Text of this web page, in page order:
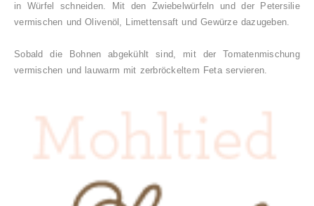
in Würfel schneiden. Mit den Zwiebelwürfeln und der Petersilie
vermischen und Olivenöl, Limettensaft und Gewürze dazugeben.
Sobald die Bohnen abgekühlt sind, mit der Tomatenmischung
vermischen und lauwarm mit zerbröckeltem Feta servieren.